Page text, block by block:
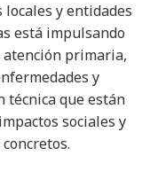
y entidades
está impulsando
atención primaria,
y
técnica que están
sociales y